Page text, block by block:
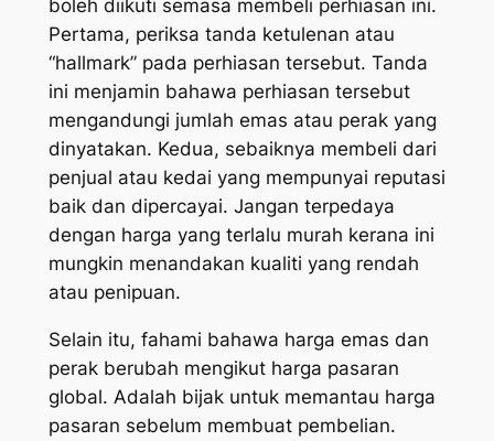
boleh diikuti semasa membeli perhiasan ini.
Pertama, periksa tanda ketulenan atau
“hallmark” pada perhiasan tersebut. Tanda
ini menjamin bahawa perhiasan tersebut
mengandungi jumlah emas atau perak yang
dinyatakan. Kedua, sebaiknya membeli dari
penjual atau kedai yang mempunyai reputasi
baik dan dipercayai. Jangan terpedaya
dengan harga yang terlalu murah kerana ini
mungkin menandakan kualiti yang rendah
atau penipuan.
Selain itu, fahami bahawa harga emas dan
perak berubah mengikut harga pasaran
global. Adalah bijak untuk memantau harga
pasaran sebelum membuat pembelian.